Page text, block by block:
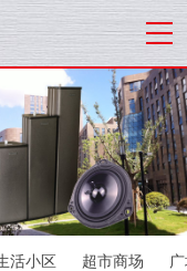
活小区 超市商场